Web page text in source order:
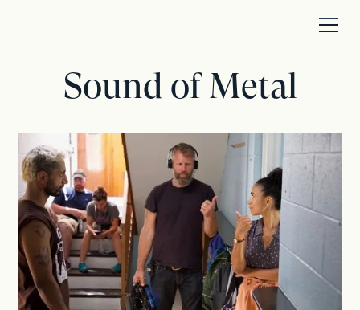
Sound of Metal